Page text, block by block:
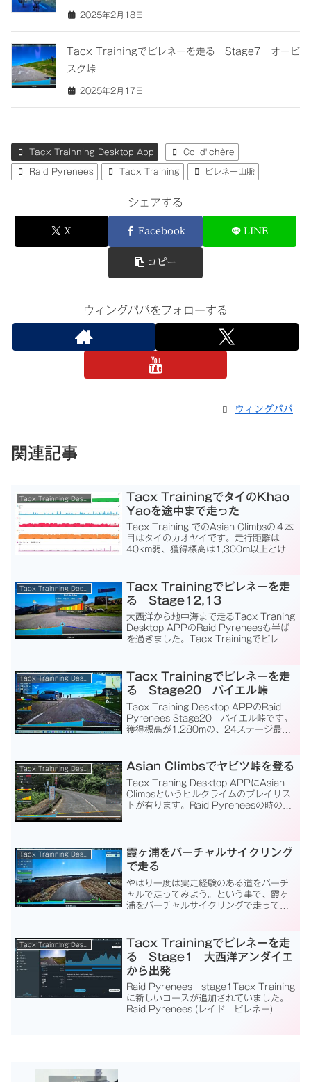
2025年2月18日
Tacx Trainingでピレネーを走る Stage7 オービ
スク峠
2025年2月17日
Tacx Trainning Desktop App Col d'Ichère
Raid Pyrenees Tacx Training ピレネー山脈
シェアする
X Facebook LINE
コピー
ウィングパパをフォローする
ウィングパパ
関連記事
Tacx Trainning Desktop App
Tacx TrainingでタイのKhao
Yaoを途中まで走った
Tacx Training でのAsian Climbsの４本
目はタイのカオヤイです。走行距離は
40km弱、獲得標高は1,300m以上とけっ
自分の出しているパワーほど...
Tacx Trainingでピレネーを走
る Stage12,13
大西洋から地中海まで走るTacx Traning
Desktop APPのRaid Pyreneesも半ば
を過ぎました。Tacx Trainingでピレネ
Tacx Trainingでピレネーを走
る Stage20 パイエル峠
Tacx Training Desktop APPのRaid
Pyrenees Stage20 パイエル峠です。
獲得標高が1,280mの、24ステージ最後
19k...
Tacx Trainning Desktop App Asian Climbsでヤビツ峠を登る
Tacx Traning Desktop APPにAsian
Climbsというヒルクライムのプレイリス
トが有ります。Raid Pyreneesの時のよ
霞ヶ浦をバーチャルサイクリング
で走る
やはり一度は実走経験のある道をバーチ
ャルで走ってみよう。という事で、霞ヶ
浦をバーチャルサイクリングで走ってみ
周回しています。元々、60歳の還暦記念
という事で始めて...
Tacx Trainingでピレネーを走
る Stage1 大西洋アンダイエ
から出発
Raid Pyrenees stage1Tacx Training
に新しいコースが追加されていました。
Raid Pyrenees (レイド ピレネー)